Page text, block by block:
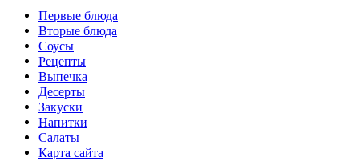
Первые блюда
Вторые блюда
Соусы
Рецепты
Выпечка
Десерты
Закуски
Напитки
Салаты
Карта сайта